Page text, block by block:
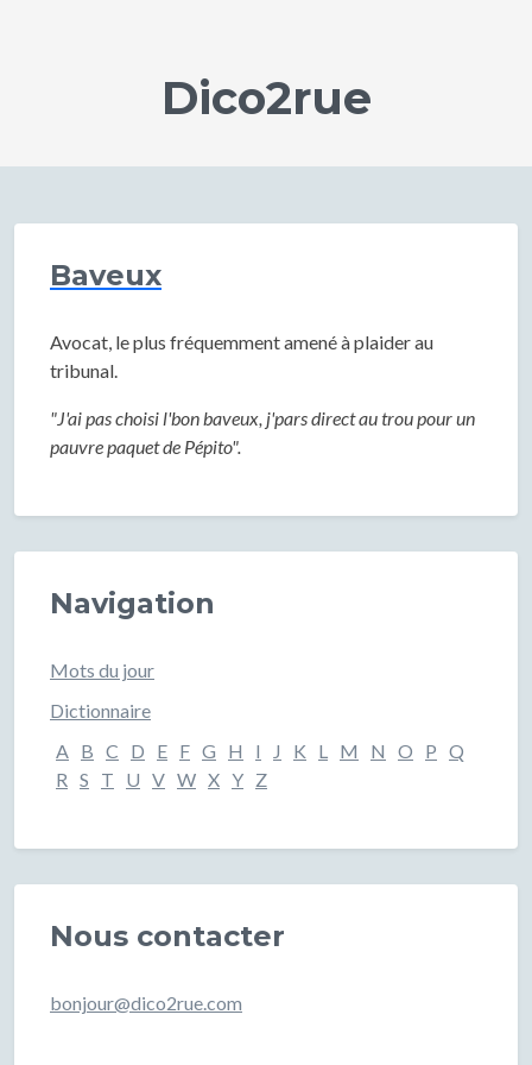
Dico2rue
Baveux
Avocat, le plus fréquemment amené à plaider au
tribunal.
"J'ai pas choisi l'bon baveux, j'pars direct au trou pour un
pauvre paquet de Pépito".
Navigation
Mots du jour
Dictionnaire
A B C D E F G H I J K L M N O P Q
R S T U V W X Y Z
Nous contacter
bonjour@dico2rue.com